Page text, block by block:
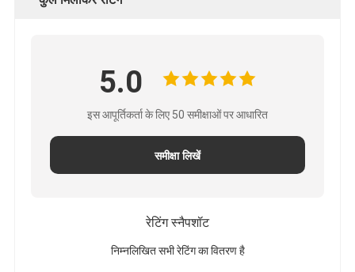
5.0
इस आपूर्तिकर्ता के लिए 50 समीक्षाओं पर आधारित
समीक्षा लिखें
रेटिंग स्नैपशॉट
निम्नलिखित सभी रेटिंग का वितरण है